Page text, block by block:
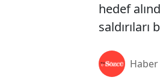
hedef
saldırıları